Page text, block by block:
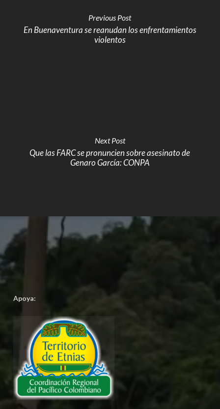
Previous Post
En Buenaventura se reanudan los enfrentamientos
violentos
Next Post
Que las FARC se pronuncien sobre asesinato de
Genaro García: CONPA
Apoya: